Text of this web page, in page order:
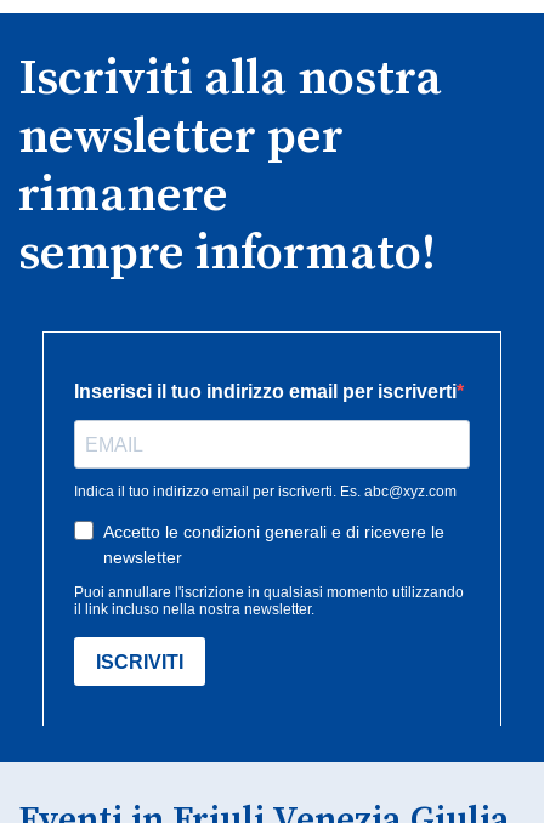
Iscriviti alla nostra
newsletter per
rimanere
sempre informato!